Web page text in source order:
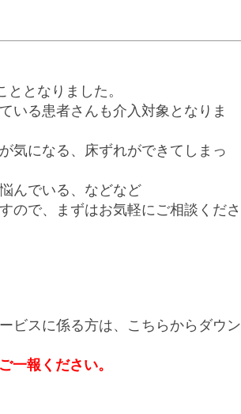
となりました。
いる患者さんも介入対象となりま
気になる、床ずれができてしまっ
んでいる、などなど
ので、まずはお気軽にご相談くださ
ビスに係る方は、こちらからダウン
一報ください。